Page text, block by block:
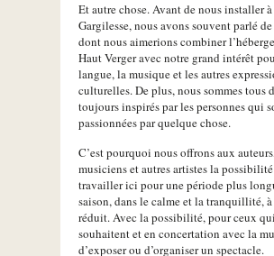
Et autre chose. Avant de nous installer à
Gargilesse, nous avons souvent parlé
dont nous aimerions combiner
Haut Verger avec notre grand intérêt
langue, la musique et les autres
culturelles. De plus, nous sommes tous
toujours inspirés par les personnes qui
passionnées par quelque chose.
C’est pourquoi nous offrons aux
musiciens et autres artistes la
travailler ici pour une période plus
saison, dans le calme et la tranquillité,
réduit. Avec la possibilité, pour ceux
souhaitent et en concertation avec la
d’exposer ou d’organiser un spectacle.